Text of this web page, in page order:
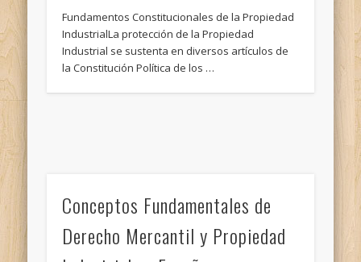
Fundamentos Constitucionales de la Propiedad
IndustrialLa protección de la Propiedad
Industrial se sustenta en diversos artículos de
la Constitución Política de los …
Conceptos Fundamentales de
Derecho Mercantil y Propiedad